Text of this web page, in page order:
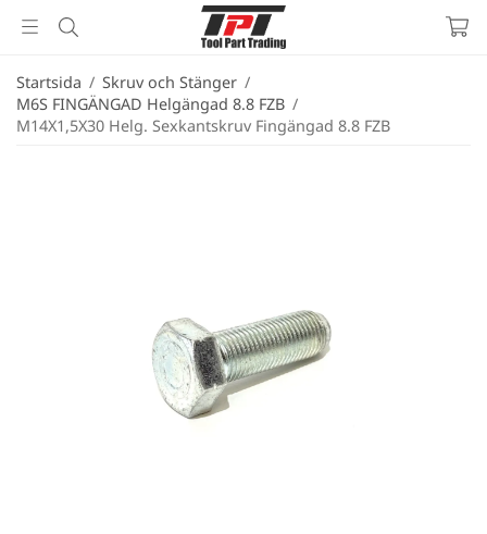
Startsida / Skruv och Stänger /
M6S FINGÄNGAD Helgängad 8.8 FZB /
M14X1,5X30 Helg. Sexkantskruv Fingängad 8.8 FZB